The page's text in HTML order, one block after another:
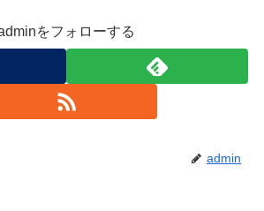
をフォローする
admin